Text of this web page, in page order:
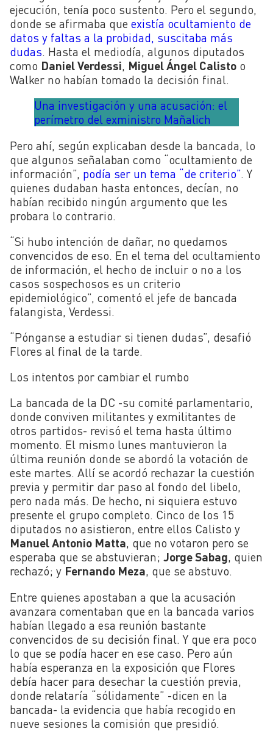
ejecución, tenía poco sustento. Pero el segundo,
donde se afirmaba que existía ocultamiento de
datos y faltas a la probidad, suscitaba más
dudas. Hasta el mediodía, algunos diputados
como Daniel Verdessi, Miguel Ángel Calisto o
Walker no habían tomado la decisión final.
Una investigación y una acusación: el
perímetro del exministro Mañalich
Pero ahí, según explicaban desde la bancada, lo
que algunos señalaban como “ocultamiento de
información”, podía ser un tema “de criterio” . Y
quienes dudaban hasta entonces, decían, no
habían recibido ningún argumento que les
probara lo contrario.
“Si hubo intención de dañar, no quedamos
convencidos de eso. En el tema del ocultamiento
de información, el hecho de incluir o no a los
casos sospechosos es un criterio
epidemiológico”, comentó el jefe de bancada
falangista, Verdessi.
“Pónganse a estudiar si tienen dudas”, desafió
Flores al final de la tarde.
Los intentos por cambiar el rumbo
La bancada de la DC -su comité parlamentario,
donde conviven militantes y exmilitantes de
otros partidos- revisó el tema hasta último
momento. El mismo lunes mantuvieron la
última reunión donde se abordó la votación de
este martes. Allí se acordó rechazar la cuestión
previa y permitir dar paso al fondo del libelo,
pero nada más. De hecho, ni siquiera estuvo
presente el grupo completo. Cinco de los 15
diputados no asistieron, entre ellos Calisto y
Manuel Antonio Matta, que no votaron pero se
esperaba que se abstuvieran; Jorge Sabag, quien
rechazó; y Fernando Meza, que se abstuvo.
Entre quienes apostaban a que la acusación
avanzara comentaban que en la bancada varios
habían llegado a esa reunión bastante
convencidos de su decisión final. Y que era poco
lo que se podía hacer en ese caso. Pero aún
había esperanza en la exposición que Flores
debía hacer para desechar la cuestión previa,
donde relataría “sólidamente” -dicen en la
bancada- la evidencia que había recogido en
nueve sesiones la comisión que presidió.